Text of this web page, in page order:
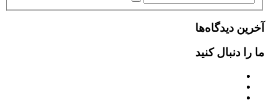
آخرین دیدگاه‌ها
ما را دنبال کنید